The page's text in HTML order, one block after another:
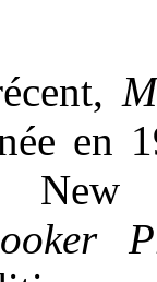
en